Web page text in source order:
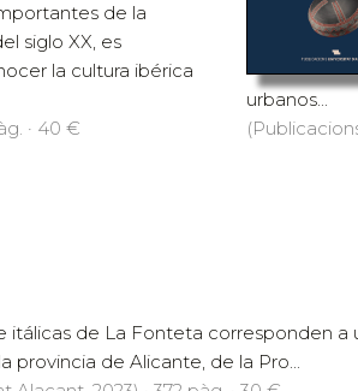
de la
siglo XX, es
la cultura ibérica
· 40 €
urbanos...
itálicas de La Fonteta corresponden
provincia de Alicante, de la Pro...